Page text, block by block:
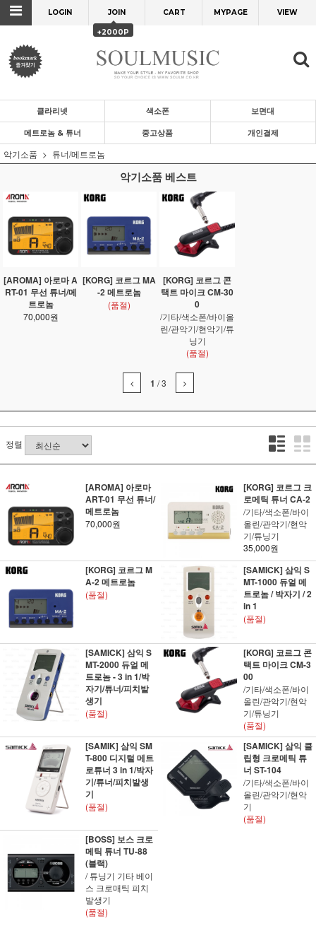
LOGIN JOIN
+2000P
CART MYPAGE VIEW
클라리넷 색소폰 보면대
메트로놈 & 튜너 중고상품 개인결제
악기소품 튜너/메트로놈
악기소품 베스트
[AROMA] 아로마 A
RT-01 무선 튜너/메
트로놈
70,000원
[KORG] 코르그 MA
-2 메트로놈
(품절)
[KORG] 코르그 콘
택트 마이크 CM-30
0
/기타/색소폰/바이올
린/관악기/현악기/튜
닝기
(품절)
1 /3
정렬
[AROMA] 아로마
ART-01 무선 튜너/
메트로놈
70,000원
[KORG] 코르그 크
로메틱 튜너 CA-2
/기타/색소폰/바이
올린/관악기/현악
기/튜닝기
35,000원
[KORG] 코르그 M
A-2 메트로놈
(품절)
[SAMICK] 삼익 S
MT-1000 듀얼 메
트로놈 / 박자기 / 2
in 1
(품절)
[SAMICK] 삼익 S
MT-2000 듀얼 메
트로놈 - 3 in 1/박
자기/튜너/피치발
생기
(품절)
[KORG] 코르그 콘
택트 마이크 CM-3
00
/기타/색소폰/바이
올린/관악기/현악
기/튜닝기
(품절)
[SAMIK] 삼익 SM
T-800 디지털 메트
로튜너 3 in 1/박자
기/튜너/피치발생
기
(품절)
[SAMICK] 삼익 클
립형 크로메틱 튜
너 ST-104
/기타/색소폰/바이
올린/관악기/현악
기
(품절)
[BOSS] 보스 크로
메틱 튜너 TU-88
(블랙)
/ 튜닝기 기타 베이
스 크로매틱 피치
발생기
(품절)